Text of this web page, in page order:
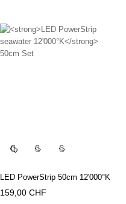
 
LED PowerStrip 50cm 12'000°K
Preis
159,00 CHF